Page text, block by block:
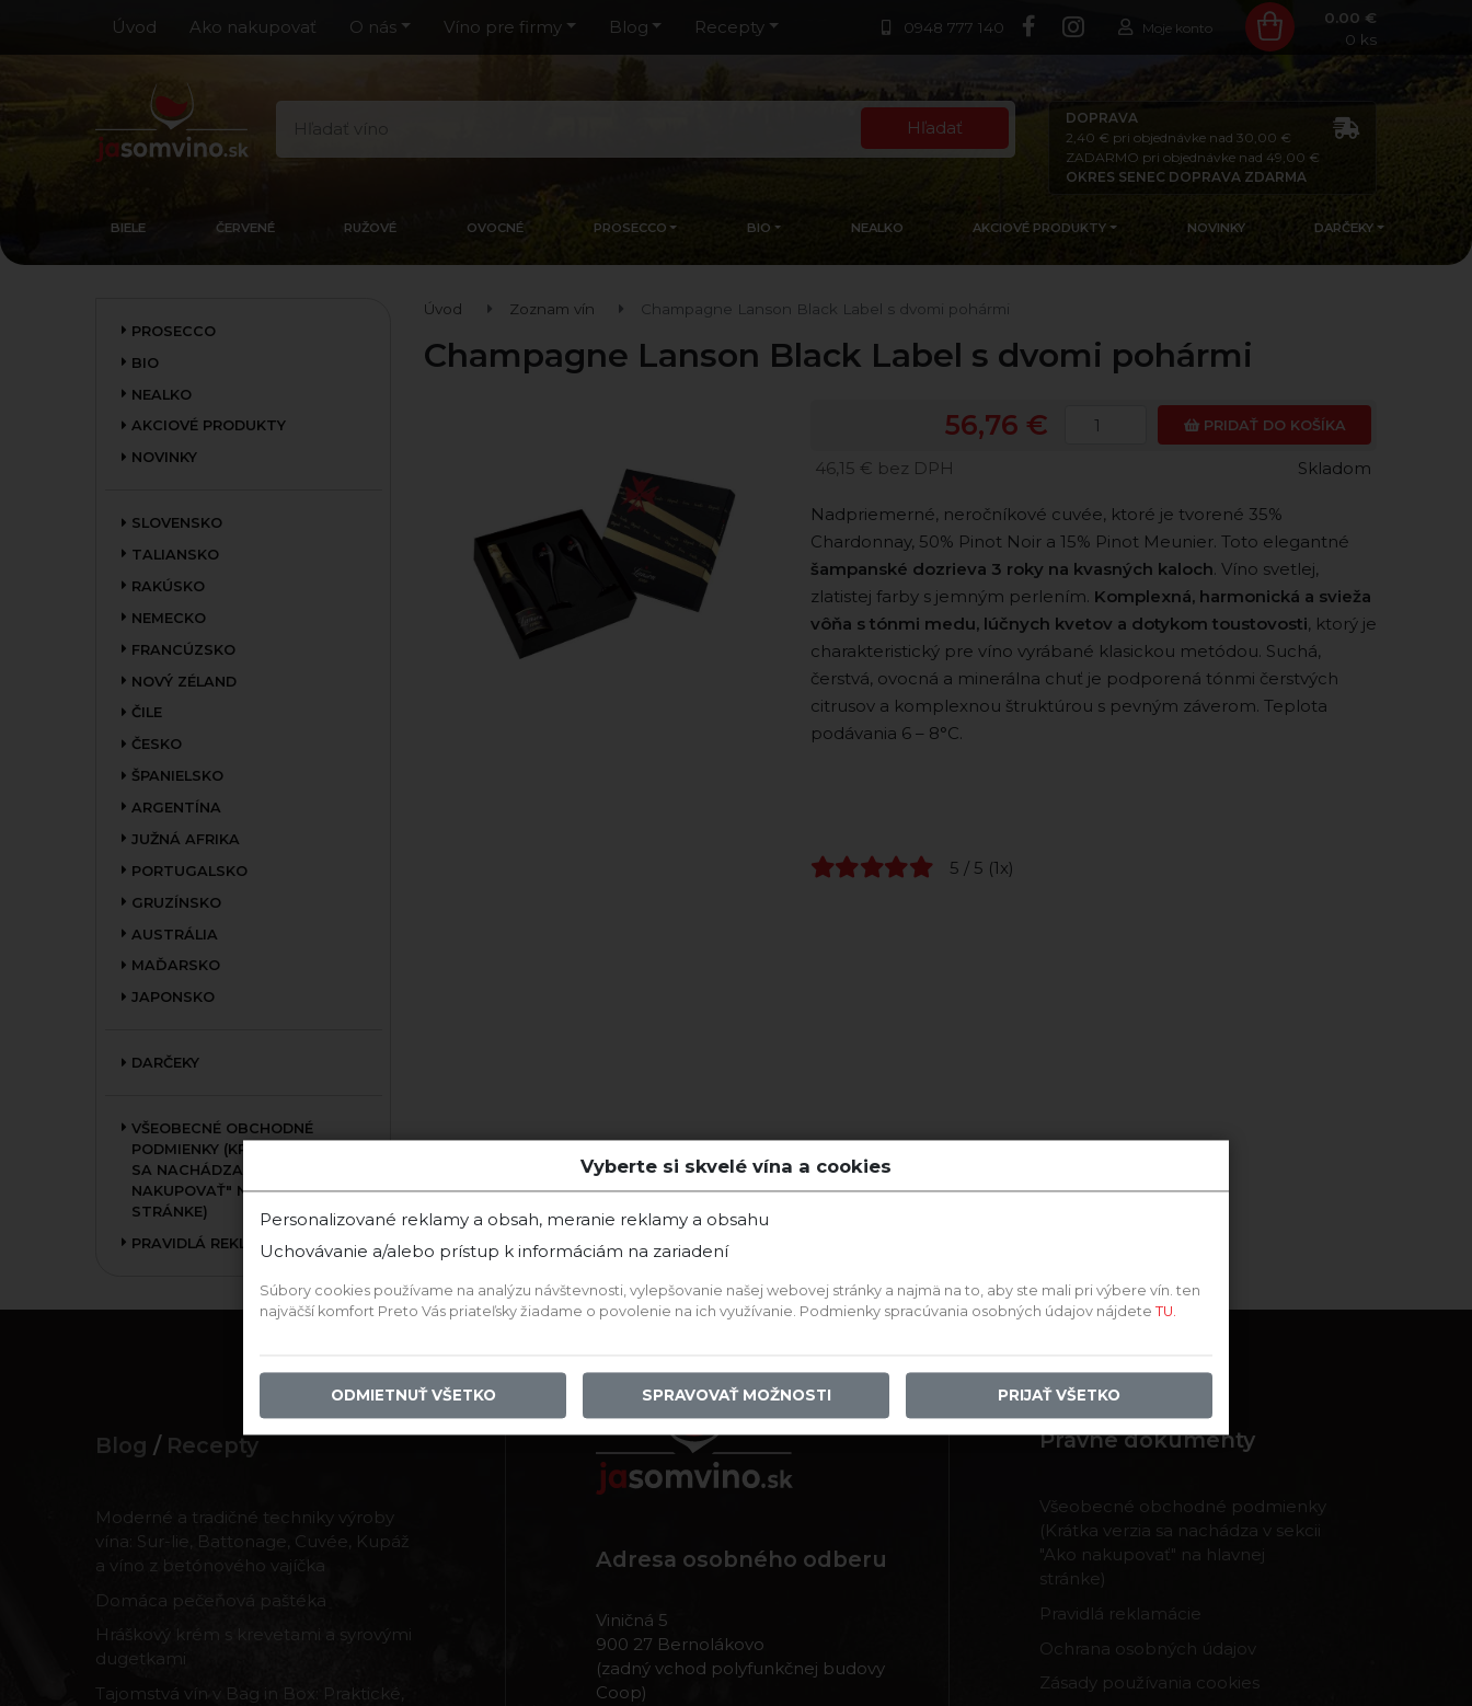
0948 777 140
Úvod Ako nakupovať O nás Víno pre firmy Blog Recepty Moje konto
0.00 €
0 ks
Hľadať
DOPRAVA
2,40 € pri objednávke nad 30,00 €
ZADARMO pri objednávke nad 49,00 €
OKRES SENEC DOPRAVA ZDARMA
BIELE ČERVENÉ RUŽOVÉ OVOCNÉ PROSECCO BIO NEALKO AKCIOVÉ PRODUKTY NOVINKY DARČEKY
PROSECCO
BIO
NEALKO
AKCIOVÉ PRODUKTY
NOVINKY
SLOVENSKO
TALIANSKO
RAKÚSKO
NEMECKO
FRANCÚZSKO
NOVÝ ZÉLAND
ČILE
ČESKO
ŠPANIELSKO
ARGENTÍNA
JUŽNÁ AFRIKA
PORTUGALSKO
GRUZÍNSKO
AUSTRÁLIA
MAĎARSKO
JAPONSKO
DARČEKY
VŠEOBECNÉ OBCHODNÉ
PODMIENKY (KRÁTKA VERZIA
SA NACHÁDZA V SEKCII "AKO
NAKUPOVAŤ" NA HLAVNEJ
STRÁNKE)
PRAVIDLÁ REKLAMÁCIE
Úvod Zoznam vín Champagne Lanson Black Label s dvomi pohármi
Champagne Lanson Black Label s dvomi pohármi
56,76 €
46,15 € bez DPH
PRIDAŤ DO KOŠÍKA
Skladom
Nadpriemerné, neročníkové cuvée, ktoré je tvorené 35%
Chardonnay, 50% Pinot Noir a 15% Pinot Meunier. Toto elegantné
šampanské dozrieva 3 roky na kvasných kaloch. Víno svetlej,
zlatistej farby s jemným perlením. Komplexná, harmonická a svieža
vôňa s tónmi medu, lúčnych kvetov a dotykom toustovosti, ktorý je
charakteristický pre víno vyrábané klasickou metódou. Suchá,
čerstvá, ovocná a minerálna chuť je podporená tónmi čerstvých
citrusov a komplexnou štruktúrou s pevným záverom. Teplota
podávania 6 – 8°C.
5 / 5 (1x)
Blog / Recepty
Moderné a tradičné techniky výroby
vína: Sur-lie, Battonage, Cuvée, Kupáž
a víno z betónového vajíčka
Domáca pečeňová paštéka
Hráškový krém s krevetami a syrovými
dugetkami
Tajomstvá vín v Bag in Box: Praktické,
Adresa osobného odberu
Viničná 5
900 27 Bernolákovo
(zadný vchod polyfunkčnej budovy
Coop)
Právne dokumenty
Všeobecné obchodné podmienky
(Krátka verzia sa nachádza v sekcii
"Ako nakupovať" na hlavnej
stránke)
Pravidlá reklamácie
Ochrana osobných údajov
Zásady používania cookies
Vyberte si skvelé vína a cookies
Personalizované reklamy a obsah, meranie reklamy a obsahu
Uchovávanie a/alebo prístup k informáciám na zariadení
Súbory cookies používame na analýzu návštevnosti, vylepšovanie našej webovej stránky a najmä na to, aby ste mali pri výbere vín. ten
najväčší komfort Preto Vás priateľsky žiadame o povolenie na ich využívanie. Podmienky spracúvania osobných údajov nájdete TU.
ODMIETNUŤ VŠETKO SPRAVOVAŤ MOŽNOSTI PRIJAŤ VŠETKO